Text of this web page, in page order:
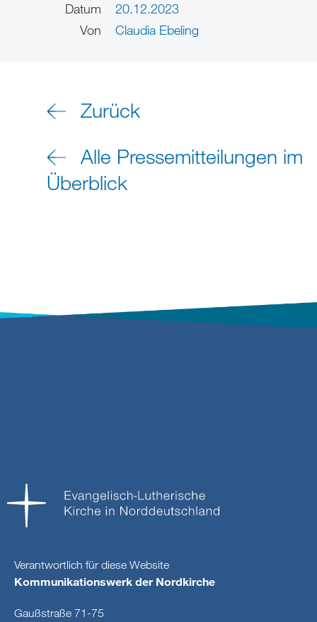
Datum
20.12.2023
Von
Claudia Ebeling
Zurück
Alle Pressemitteilungen im
Überblick
Verantwortlich für diese Website
Kommunikationswerk der Nordkirche
Gaußstraße 71-75